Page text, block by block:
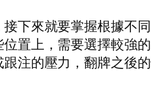
下來就要掌握根據不
置上，需要選擇較強
注的壓力，翻牌之後